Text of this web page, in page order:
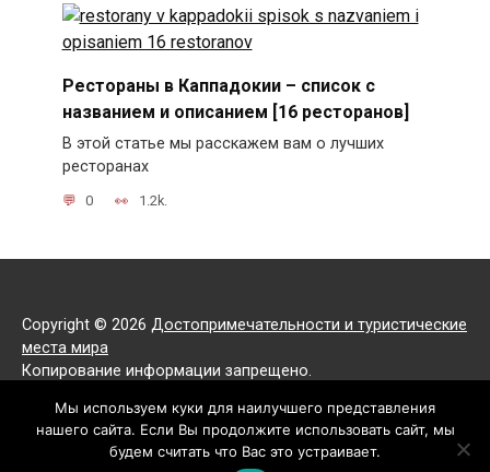
Рестораны в Каппадокии – список с
названием и описанием [16 ресторанов]
В этой статье мы расскажем вам о лучших
ресторанах
0 1.2k.
Copyright © 2026 Достопримечательности и туристические
места мира
Копирование информации запрещено.
Политика конфиденциальности
Мы используем куки для наилучшего представления
нашего сайта. Если Вы продолжите использовать сайт, мы
будем считать что Вас это устраивает.